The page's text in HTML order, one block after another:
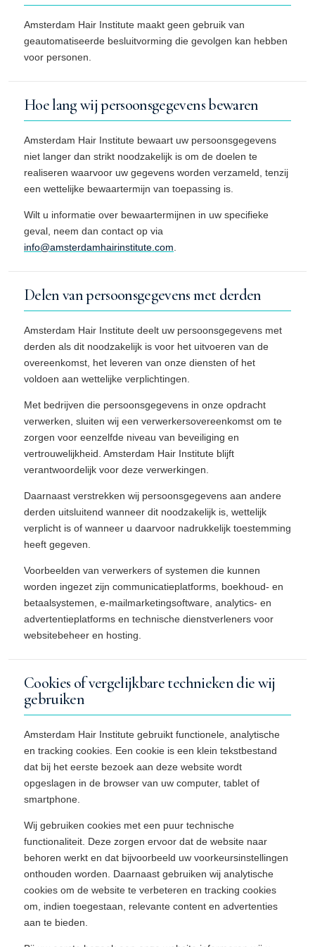
Amsterdam Hair Institute maakt geen gebruik van
geautomatiseerde besluitvorming die gevolgen kan hebben
voor personen.
Hoe lang wij persoonsgegevens bewaren
Amsterdam Hair Institute bewaart uw persoonsgegevens
niet langer dan strikt noodzakelijk is om de doelen te
realiseren waarvoor uw gegevens worden verzameld, tenzij
een wettelijke bewaartermijn van toepassing is.
Wilt u informatie over bewaartermijnen in uw specifieke
geval, neem dan contact op via
info@amsterdamhairinstitute.com
Delen van persoonsgegevens met derden
Amsterdam Hair Institute deelt uw persoonsgegevens met
derden als dit noodzakelijk is voor het uitvoeren van de
overeenkomst, het leveren van onze diensten of het
voldoen aan wettelijke verplichtingen.
Met bedrijven die persoonsgegevens in onze opdracht
verwerken, sluiten wij een verwerkersovereenkomst om te
zorgen voor eenzelfde niveau van beveiliging en
vertrouwelijkheid. Amsterdam Hair Institute blijft
verantwoordelijk voor deze verwerkingen.
Daarnaast verstrekken wij persoonsgegevens aan andere
derden uitsluitend wanneer dit noodzakelijk is, wettelijk
verplicht is of wanneer u daarvoor nadrukkelijk toestemming
heeft gegeven.
Voorbeelden van verwerkers of systemen die kunnen
worden ingezet zijn communicatieplatforms, boekhoud- en
betaalsystemen, e-mailmarketingsoftware, analytics- en
advertentieplatforms en technische dienstverleners voor
websitebeheer en hosting.
Cookies of vergelijkbare technieken die wij
gebruiken
Amsterdam Hair Institute gebruikt functionele, analytische
en tracking cookies. Een cookie is een klein tekstbestand
dat bij het eerste bezoek aan deze website wordt
opgeslagen in de browser van uw computer, tablet of
smartphone.
Wij gebruiken cookies met een puur technische
functionaliteit. Deze zorgen ervoor dat de website naar
behoren werkt en dat bijvoorbeeld uw voorkeursinstellingen
onthouden worden. Daarnaast gebruiken wij analytische
cookies om de website te verbeteren en tracking cookies
om, indien toegestaan, relevante content en advertenties
aan te bieden.